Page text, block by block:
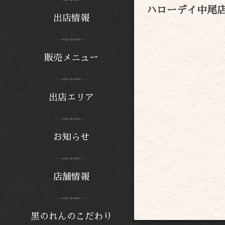
ハローデイ中尾
販売メニュー
出店エリア
お知らせ
店舗情報
黒のれんのこだわり
出店情報